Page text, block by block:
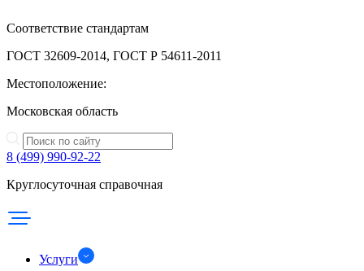
Соответствие стандартам
ГОСТ 32609-2014, ГОСТ Р 54611-2011
Местоположение:
Московская область
8 (499) 990-92-22
Круглосуточная справочная
Услуги